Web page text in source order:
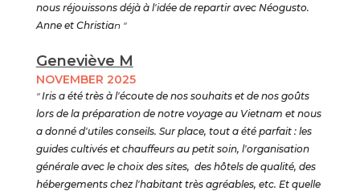
nous réjouissons déjà à l'idée de repartir avec Néogusto.
Anne et Christian "
Geneviève M
NOVEMBER 2025
"Iris a été très à l'écoute de nos souhaits et de nos goûts
lors de la préparation de notre voyage au Vietnam et nous
a donné d'utiles conseils. Sur place, tout a été parfait : les
guides cultivés et chauffeurs au petit soin, l'organisation
générale avec le choix des sites, des hôtels de qualité, des
hébergements chez l'habitant très agréables, etc. Et quelle